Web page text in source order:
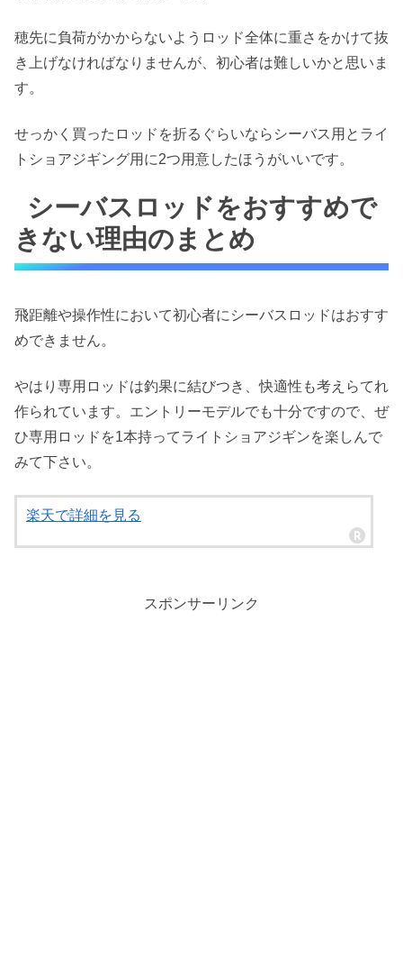
穂先に負荷がかからないようロッド全体に重さをかけて抜
き上げなければなりませんが、初心者は難しいかと思いま
す。
せっかく買ったロッドを折るぐらいならシーバス用とライ
トショアジギング用に2つ用意したほうがいいです。
シーバスロッドをおすすめで
きない理由のまとめ
飛距離や操作性において初心者にシーバスロッドはおすす
めできません。
やはり専用ロッドは釣果に結びつき、快適性も考えらてれ
作られています。エントリーモデルでも十分ですので、ぜ
ひ専用ロッドを1本持ってライトショアジギンを楽しんで
みて下さい。
楽天で詳細を見る
スポンサーリンク